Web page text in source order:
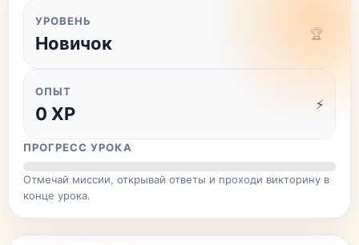
УРОВЕНЬ
Новичок 🏆
ОПЫТ
0 XP ⚡
ПРОГРЕСС УРОКА
Отмечай миссии, открывай ответы и проходи викторину в
конце урока.